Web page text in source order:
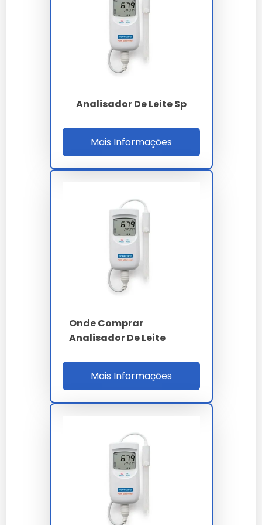
O equipamento atende a IN 76/2018 e IN 77/2018
do MAPA, além de compor o escopo ISO 17025
de laboratórios acreditados pela RBC. O
throughput típico é de 60 amostras por hora,
elevando o OEE do laboratório acima de 92% e
após falha. O MTBF médio ultrapassa 15.000
A calibração multiponto é rastreável a padrões
certificados de leite reconstituído, garantindo
precisão de 0.06% em gordura e 0.10% em SNF. A
útil superior a 40.000 ciclos, e o sensor
ultrassônico de titânio mantém estabilidade
dimensional mesmo sob variação térmica entre
15 ºC e 35 ºC na cuba de medição aquecida a 40
Tecnologia
0.06%)
Faixa de SNF
6 a 12% (precisão
0.10%)
Aço inox AISI 304 -
Analisador De Leite Sp
Mais Informações
Onde Comprar
Analisador De Leite
Mais Informações